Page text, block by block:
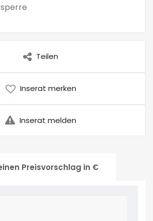
Teilen
Inserat merken
Inserat melden
Preisvorschlag in €